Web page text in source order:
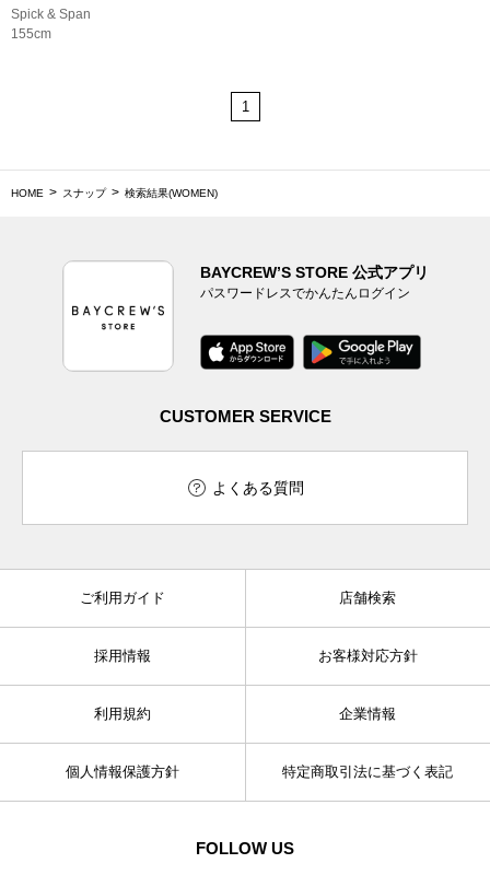
Spick & Span
155cm
1
HOME スナップ 検索結果(WOMEN)
BAYCREW’S STORE 公式アプリ
パスワードレスでかんたんログイン
CUSTOMER SERVICE
よくある質問
ご利用ガイド 店舗検索
採用情報 お客様対応方針
利用規約 企業情報
個人情報保護方針 特定商取引法に基づく表記
FOLLOW US